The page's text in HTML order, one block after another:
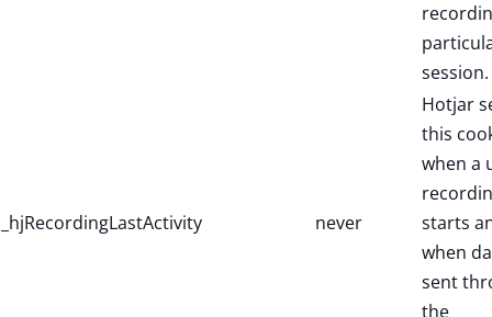
session.
_hjRecordingLastActivity never
Hotjar
this
when a
starts
when
sent
the